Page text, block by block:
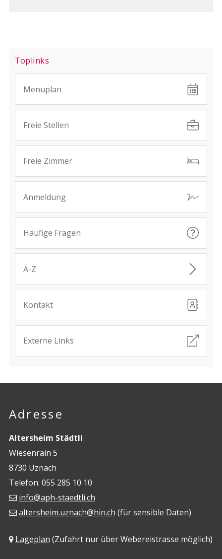
Sidebar
Toplinks
Menuplan
Freie Stellen
Freie Zimmer
Anmeldung
Häufige Fragen
A-Z
Kontakt
Externe Links
Adresse
Altersheim Städtli
Wiesenrain 5
8730 Uznach
Telefon: 055 285 10 10
info@aph-staedtli.ch
altersheim.uznach@hin.ch (für sensible Daten)
Lageplan (Zufahrt nur über Webereistrasse möglich)